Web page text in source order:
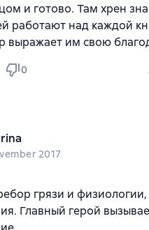
и готово. Там хрен
работают над каждой
выражает им свою
0
2017
грязи и
Главный герой